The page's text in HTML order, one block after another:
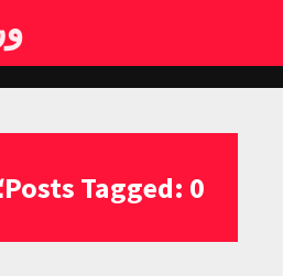
Posts Tagged: 0؛